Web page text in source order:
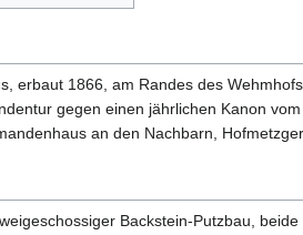
erbaut 1866, am Randes des
gegen einen jährlichen Kanon
an den Nachbarn,
Backstein-Putzbau,